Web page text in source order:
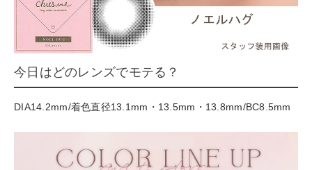
今日はどのレンズでモテる？
DIA14.2mm/着色直径13.1mm・13.5mm・13.8mm/BC8.5mm